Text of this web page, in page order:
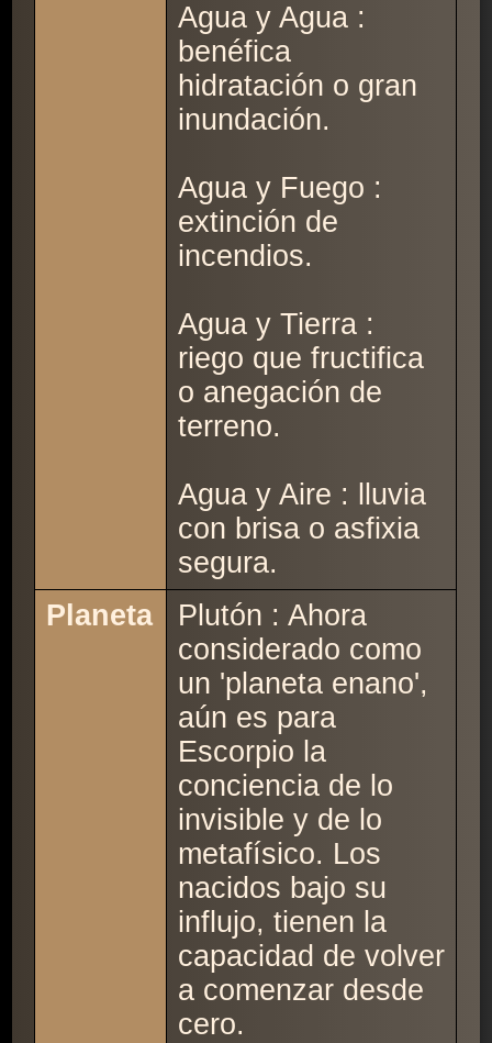
Agua y Agua :
benéfica
hidratación o gran
inundación.
Agua y Fuego :
extinción de
incendios.
Agua y Tierra :
riego que fructifica
o anegación de
terreno.
Agua y Aire : lluvia
con brisa o asfixia
segura.
Planeta
Plutón : Ahora
considerado como
un 'planeta enano',
aún es para
Escorpio la
conciencia de lo
invisible y de lo
metafísico. Los
nacidos bajo su
influjo, tienen la
capacidad de volver
a comenzar desde
cero.